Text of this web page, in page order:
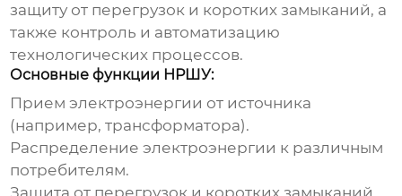
защиту от перегрузок и коротких замыканий, а
также контроль и автоматизацию
технологических процессов.
Основные функции НРШУ:
Прием электроэнергии от источника
(например, трансформатора).
Распределение электроэнергии к различным
потребителям.